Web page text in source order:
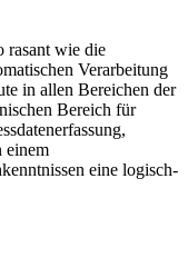
rasant wie die
Verarbeitung
in allen Bereichen der
Bereich für
einem
eine logisch-